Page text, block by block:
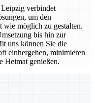
Leipzig verbindet
um den
wie möglich zu gestalten.
bis hin zur
uns können Sie die
einhergehen, minimieren
Heimat genießen.